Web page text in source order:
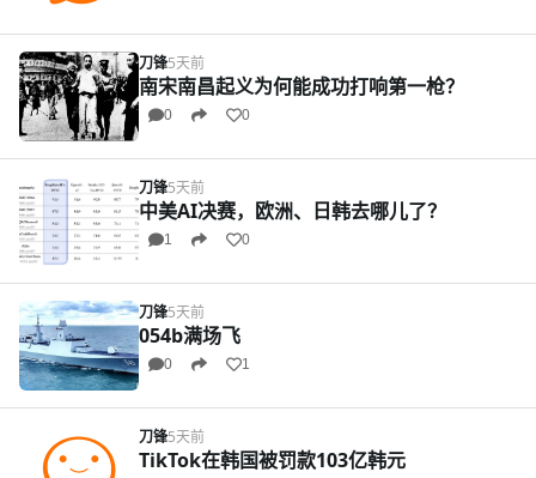
刀锋5天前
南宋南昌起义为何能成功打响第一枪？
0 0
刀锋5天前
中美AI决赛，欧洲、日韩去哪儿了？
1 0
刀锋5天前
054b满场飞
0 1
刀锋5天前
TikTok在韩国被罚款103亿韩元